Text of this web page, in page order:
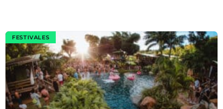
FESTIVALES